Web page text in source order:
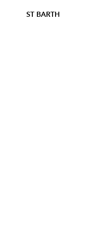
ST BARTH